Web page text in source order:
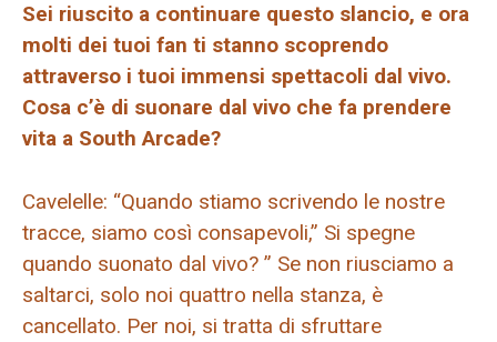
Sei riuscito a continuare questo slancio, e ora
molti dei tuoi fan ti stanno scoprendo
attraverso i tuoi immensi spettacoli dal vivo.
Cosa c’è di suonare dal vivo che fa prendere
vita a South Arcade?
Cavelelle: “Quando stiamo scrivendo le nostre
tracce, siamo così consapevoli,” Si spegne
quando suonato dal vivo? ” Se non riusciamo a
saltarci, solo noi quattro nella stanza, è
cancellato. Per noi, si tratta di sfruttare